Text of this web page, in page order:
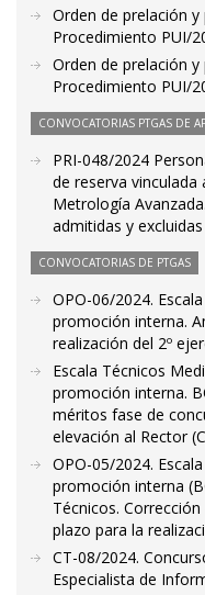
Orden de prelación
Procedimiento PUI/
Orden de prelación
Procedimiento PUI/
CONVOCATORIAS PTGAS DE
PRI-048/2024
de reserva vinculada
Metrología
admitidas y excluidas
CONVOCATORIAS DE PTGAS
OPO-06/2024.
promoción interna.
realización del 2º
Escala Técnicos
promoción interna.
méritos fase de
elevación al Rector
OPO-05/2024.
promoción interna
Técnicos.
plazo para la
CT-08/2024.
Especialista de